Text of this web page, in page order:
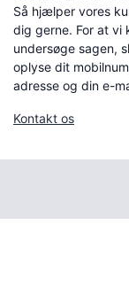
Så hjælper vores
dig gerne. For at vi
undersøge sagen,
oplyse dit
adresse og din e-
Kontakt os